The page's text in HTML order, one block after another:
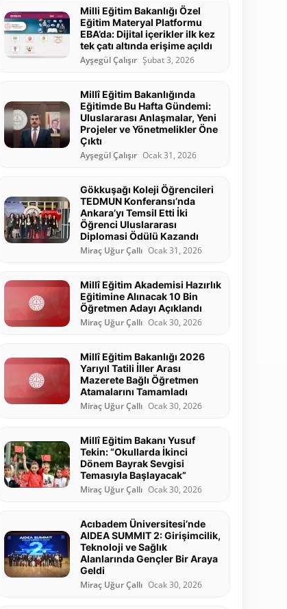
Milli Eğitim Bakanlığı Özel
Eğitim Materyal Platformu
EBA’da: Dijital içerikler ilk kez
tek çatı altında erişime açıldı
Ayşegül Çalışır Şubat 3, 2026
Millî Eğitim Bakanlığında
Eğitimde Bu Hafta Gündemi:
Uluslararası Anlaşmalar, Yeni
Projeler ve Yönetmelikler Öne
Çıktı
Ayşegül Çalışır Ocak 31, 2026
Gökkuşağı Koleji Öğrencileri
TEDMUN Konferansı’nda
Ankara’yı Temsil Etti İki
Öğrenci Uluslararası
Diplomasi Ödülü Kazandı
Miraç Uğur Çallı Ocak 31, 2026
Millî Eğitim Akademisi Hazırlık
Eğitimine Alınacak 10 Bin
Öğretmen Adayı Açıklandı
Miraç Uğur Çallı Ocak 30, 2026
Millî Eğitim Bakanlığı 2026
Yarıyıl Tatili İller Arası
Mazerete Bağlı Öğretmen
Atamalarını Tamamladı
Miraç Uğur Çallı Ocak 30, 2026
Millî Eğitim Bakanı Yusuf
Tekin: “Okullarda İkinci
Dönem Bayrak Sevgisi
Temasıyla Başlayacak”
Miraç Uğur Çallı Ocak 30, 2026
Acıbadem Üniversitesi’nde
AIDEA SUMMIT 2: Girişimcilik,
Teknoloji ve Sağlık
Alanlarında Gençler Bir Araya
Geldi
Miraç Uğur Çallı Ocak 30, 2026